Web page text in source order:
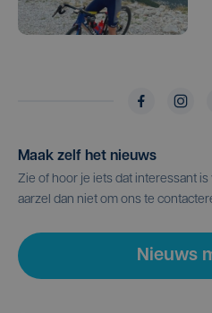
Maak zelf het nieuws
Zie of hoor je iets dat interessant
aarzel dan niet om ons te
Nieuws